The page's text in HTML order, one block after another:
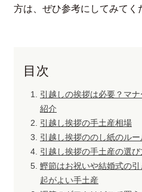
方は、ぜひ参考にしてみてく
目次
引越しの挨拶は必要？マ
紹介
引越し挨拶の手土産相場
引越し挨拶ののし紙のルー
引越し挨拶の手土産の選
鰹節はお祝いや結婚式の
起がよい手土産